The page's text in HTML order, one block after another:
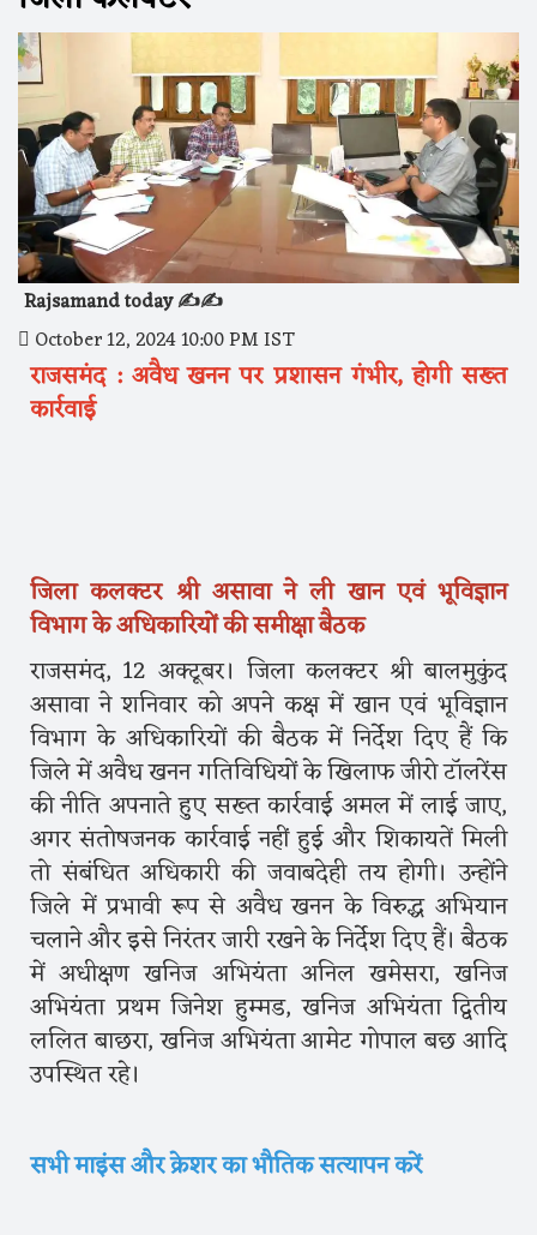
Rajsamand today ✍️✍️
October 12, 2024 10:00 PM IST
राजसमंद : अवैध खनन पर प्रशासन गंभीर, होगी सख्त
कार्रवाई
जिला कलक्टर श्री असावा ने ली खान एवं भूविज्ञान
विभाग के अधिकारियों की समीक्षा बैठक
राजसमंद, 12 अक्टूबर। जिला कलक्टर श्री बालमुकुंद
असावा ने शनिवार को अपने कक्ष में खान एवं भूविज्ञान
विभाग के अधिकारियों की बैठक में निर्देश दिए हैं कि
जिले में अवैध खनन गतिविधियों के खिलाफ जीरो टॉलरेंस
की नीति अपनाते हुए सख्त कार्रवाई अमल में लाई जाए,
अगर संतोषजनक कार्रवाई नहीं हुई और शिकायतें मिली
तो संबंधित अधिकारी की जवाबदेही तय होगी। उन्होंने
जिले में प्रभावी रूप से अवैध खनन के विरुद्ध अभियान
चलाने और इसे निरंतर जारी रखने के निर्देश दिए हैं। बैठक
में अधीक्षण खनिज अभियंता अनिल खमेसरा, खनिज
अभियंता प्रथम जिनेश हुम्मड, खनिज अभियंता द्वितीय
ललित बाछरा, खनिज अभियंता आमेट गोपाल बछ आदि
उपस्थित रहे।
सभी माइंस और क्रेशर का भौतिक सत्यापन करें